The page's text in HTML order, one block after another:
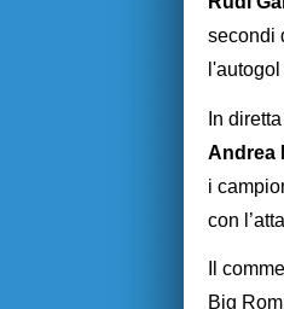
secondi
In
Andrea
i
con
Il
Big